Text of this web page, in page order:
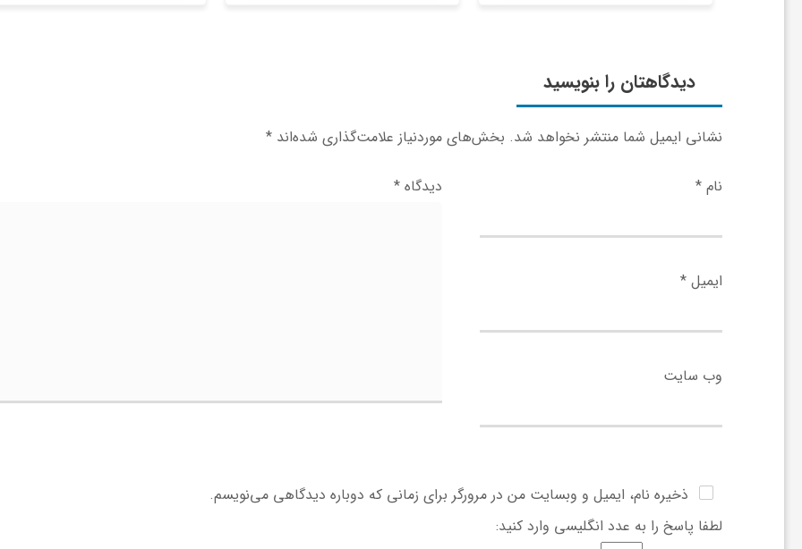
دیدگاهتان را بنویسید
نشانی ایمیل شما منتشر نخواهد شد. بخش‌های موردنیاز علامت‌گذاری شده‌اند *
دیدگاه* نام *
ایمیل *
وب‌ سایت
ذخیره نام، ایمیل و وبسایت من در مرورگر برای زمانی که دوباره دیدگاهی می‌نویسم.
لطفا پاسخ را به عدد انگلیسی وارد کنید: